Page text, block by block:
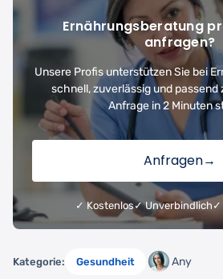
Ernährungsberatung
anfragen?
Unsere Profis unterstützen Sie bei
schnell, zuverlässig und passend
Anfrage in 2 Minuten
Anfragen→
✓ Kostenlos✓ Unverbindlich ✓
Kategorie: Gesundheit Any